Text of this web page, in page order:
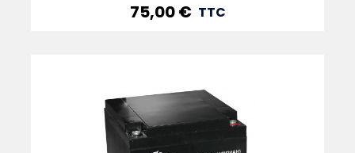
Prix
75,00 € TTC